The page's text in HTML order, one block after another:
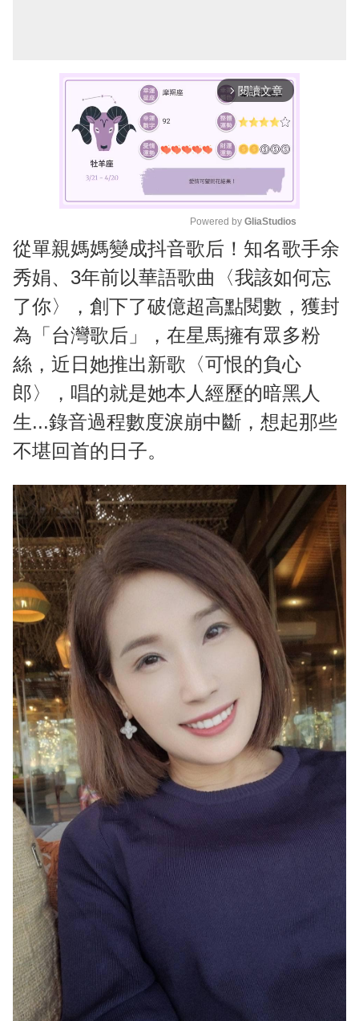
arrow_forward_ios 閱讀文章
M
u
t
e
Powered by GliaStudios
從單親媽媽變成抖音歌后！知名歌手余
秀娟、3年前以華語歌曲〈我該如何忘
了你〉，創下了破億超高點閱數，獲封
為「台灣歌后」，在星馬擁有眾多粉
絲，近日她推出新歌〈可恨的負心
郎〉，唱的就是她本人經歷的暗黑人
生...錄音過程數度淚崩中斷，想起那些
不堪回首的日子。